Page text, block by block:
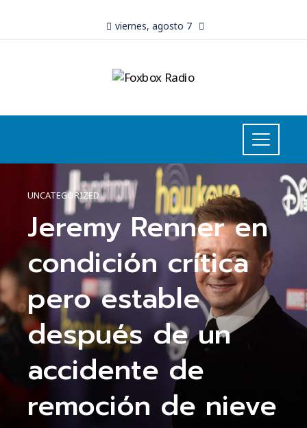
viernes, agosto 7
UNCATEGORIZED
Jeremy Renner en
condición crítica
pero estable
después de un
accidente de
remoción de nieve